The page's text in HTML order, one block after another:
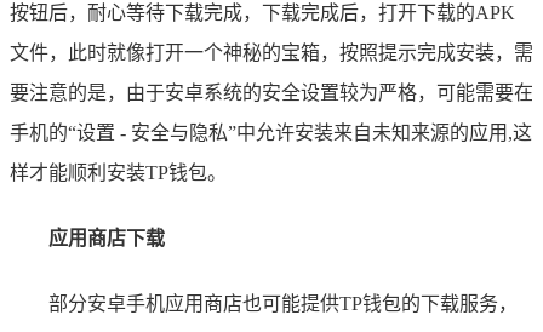
按钮后，耐心等待下载完成，下载完成后，打开下载的APK
文件，此时就像打开一个神秘的宝箱，按照提示完成安装，需
要注意的是，由于安卓系统的安全设置较为严格，可能需要在
手机的“设置 - 安全与隐私”中允许安装来自未知来源的应用,这
样才能顺利安装TP钱包。
应用商店下载
部分安卓手机应用商店也可能提供TP钱包的下载服务，